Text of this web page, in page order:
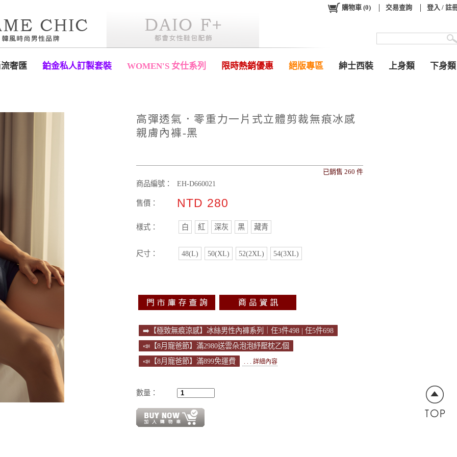
奢匯 鉑金私人訂製套裝 WOMEN'S 女仕系列 限時熱銷優惠 絕版專區 紳士西裝 上身類 下身類
購物車 (0) 交易查詢 登入 / 註
高彈透氣．零重力一片式立體剪裁無痕冰感
親膚內褲-黑
已銷售 260 件
商品編號： EH-D660021
售價： NTD 280
樣式： 白 紅 深灰 黑 藏青
尺寸： 48(L) 50(XL) 52(2XL) 54(3XL)
➡️【極致無痕涼感】冰絲男性內褲系列｜任3件498 | 任5件698
📣【8月寵爸節】滿2980送雲朵泡泡紓壓枕乙個
📣【8月寵爸節】滿899免運費
. . . 詳細內容
數量：